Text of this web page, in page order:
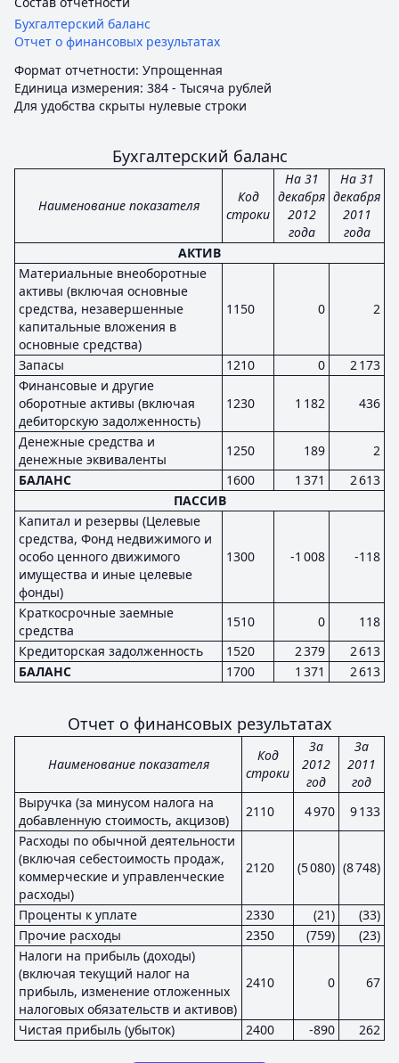
Бухгалтерский баланс
Отчет о финансовых результатах
Формат отчетности: Упрощенная
Единица измерения: 384 - Тысяча рублей
Для удобства скрыты нулевые строки
Бухгалтерский баланс
Наименование показателя
Код
строки
На 31
декабря
2012
года
На 31
декабря
2011
года
АКТИВ
Материальные внеоборотные
активы (включая основные
средства, незавершенные
капитальные вложения в
основные средства)
1150 0 2
Запасы 1210 0
2 173
Финансовые и другие
оборотные активы (включая
дебиторскую задолженность)
1230 1 182 436
Денежные средства и
денежные эквиваленты
1250 189
2
БАЛАНС
1600 1 371
2 613
ПАССИВ
Капитал и резервы (Целевые
средства, Фонд недвижимого и
особо ценного движимого
имущества и иные целевые
фонды)
1300 -1 008 -118
Краткосрочные заемные
средства
1510 0
118
Кредиторская задолженность
1520 2 379
2 613
БАЛАНС
1700 1 371 2 613
Отчет о финансовых результатах
Наименование показателя
Код
строки
За
2012
год
За
2011
год
Выручка (за минусом налога на
добавленную стоимость, акцизов)
2110 4 970
9 133
Расходы по обычной деятельности
(включая себестоимость продаж,
коммерческие и управленческие
расходы)
2120 (5 080) (8 748)
Проценты к уплате 2330 (21)
(33)
Прочие расходы
2350 (759)
(23)
Налоги на прибыль (доходы)
(включая текущий налог на
прибыль, изменение отложенных
налоговых обязательств и активов)
2410 0 67
Чистая прибыль (убыток) 2400 -890 262